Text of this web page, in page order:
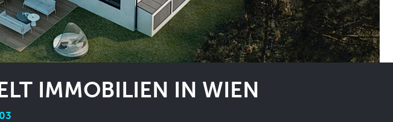
IMMOBILIEN IN WIEN